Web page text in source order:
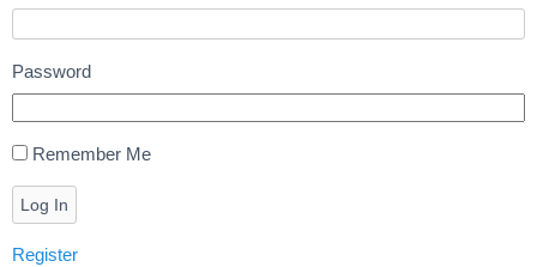
Password
Remember Me
Log In
Register